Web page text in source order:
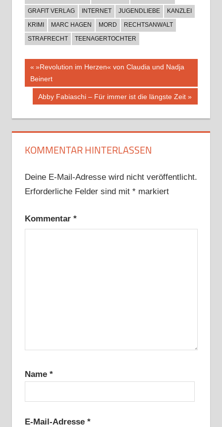
GRAFIT VERLAG
INTERNET JUGENDLIEBE
KANZLEI
KRIMI
MARC HAGEN MORD
RECHTSANWALT
STRAFRECHT
TEENAGERTOCHTER
Beitragsnavigation
Vorheriger
Beitrag:
»Revolution im Herzen« von Claudia und Nadja
Beinert
Nächster
Abby Fabiaschi – Für immer ist die längste Zeit
KOMMENTAR HINTERLASSEN
Deine E-Mail-Adresse wird nicht veröffentlicht.
Erforderliche Felder sind mit *markiert
Kommentar *
Name *
E-Mail-Adresse *